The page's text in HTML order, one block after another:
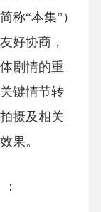
称“本集”）
好协商，
剧情的重
键情节转
摄及相关
果。